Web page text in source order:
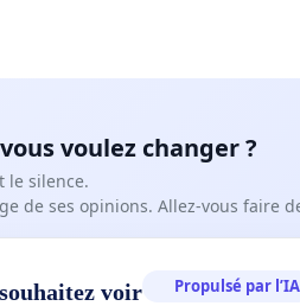
voulez changer ?
le silence.
de ses opinions. Allez-vous faire
voir Propulsé par l’IA